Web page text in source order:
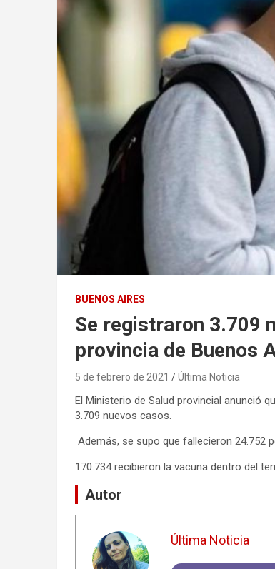
BUENOS AIRES
Se registraron 3.709
provincia de Buenos
5 de febrero de 2021 Última Noticia
El Ministerio de Salud provincial anunció
3.709 nuevos casos.
Además, se supo que fallecieron 24.752
170.734 recibieron la vacuna dentro del
Autor
Última Noticia